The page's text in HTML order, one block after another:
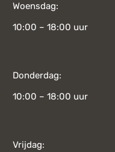
Woensdag:
10:00 – 18:00 uur
Donderdag:
10:00 – 18:00 uur
Vrijdag: